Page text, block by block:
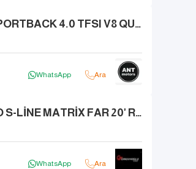
BAYİ ÇIKIŞLI 2014 AUDI RS7 SPORTBACK 4.0 TFSI V8 QUATTRO 560 HP
WhatsApp Ara
2016 AUDİ A6 2.0TDİ QUATTRO S-LİNE MATRİX FAR 20' RS JANT BAYİ
WhatsApp Ara